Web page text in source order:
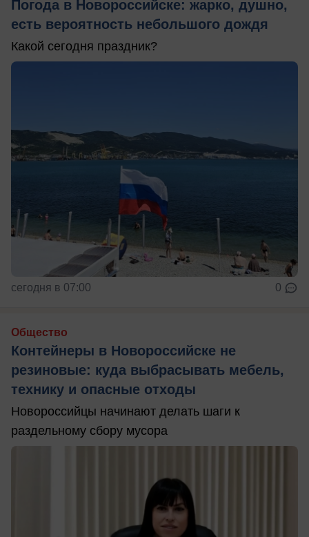
Погода в Новороссийске: жарко, душно,
есть вероятность небольшого дождя
Какой сегодня праздник?
сегодня в 07:00 0
Общество
Контейнеры в Новороссийске не
резиновые: куда выбрасывать мебель,
технику и опасные отходы
Новороссийцы начинают делать шаги к
раздельному сбору мусора